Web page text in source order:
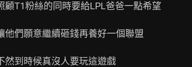
顧T1粉絲的同時要給LPL爸爸一點希望
他們願意繼續砸錢再養好一個聯盟
然到時候真沒人要玩這遊戲